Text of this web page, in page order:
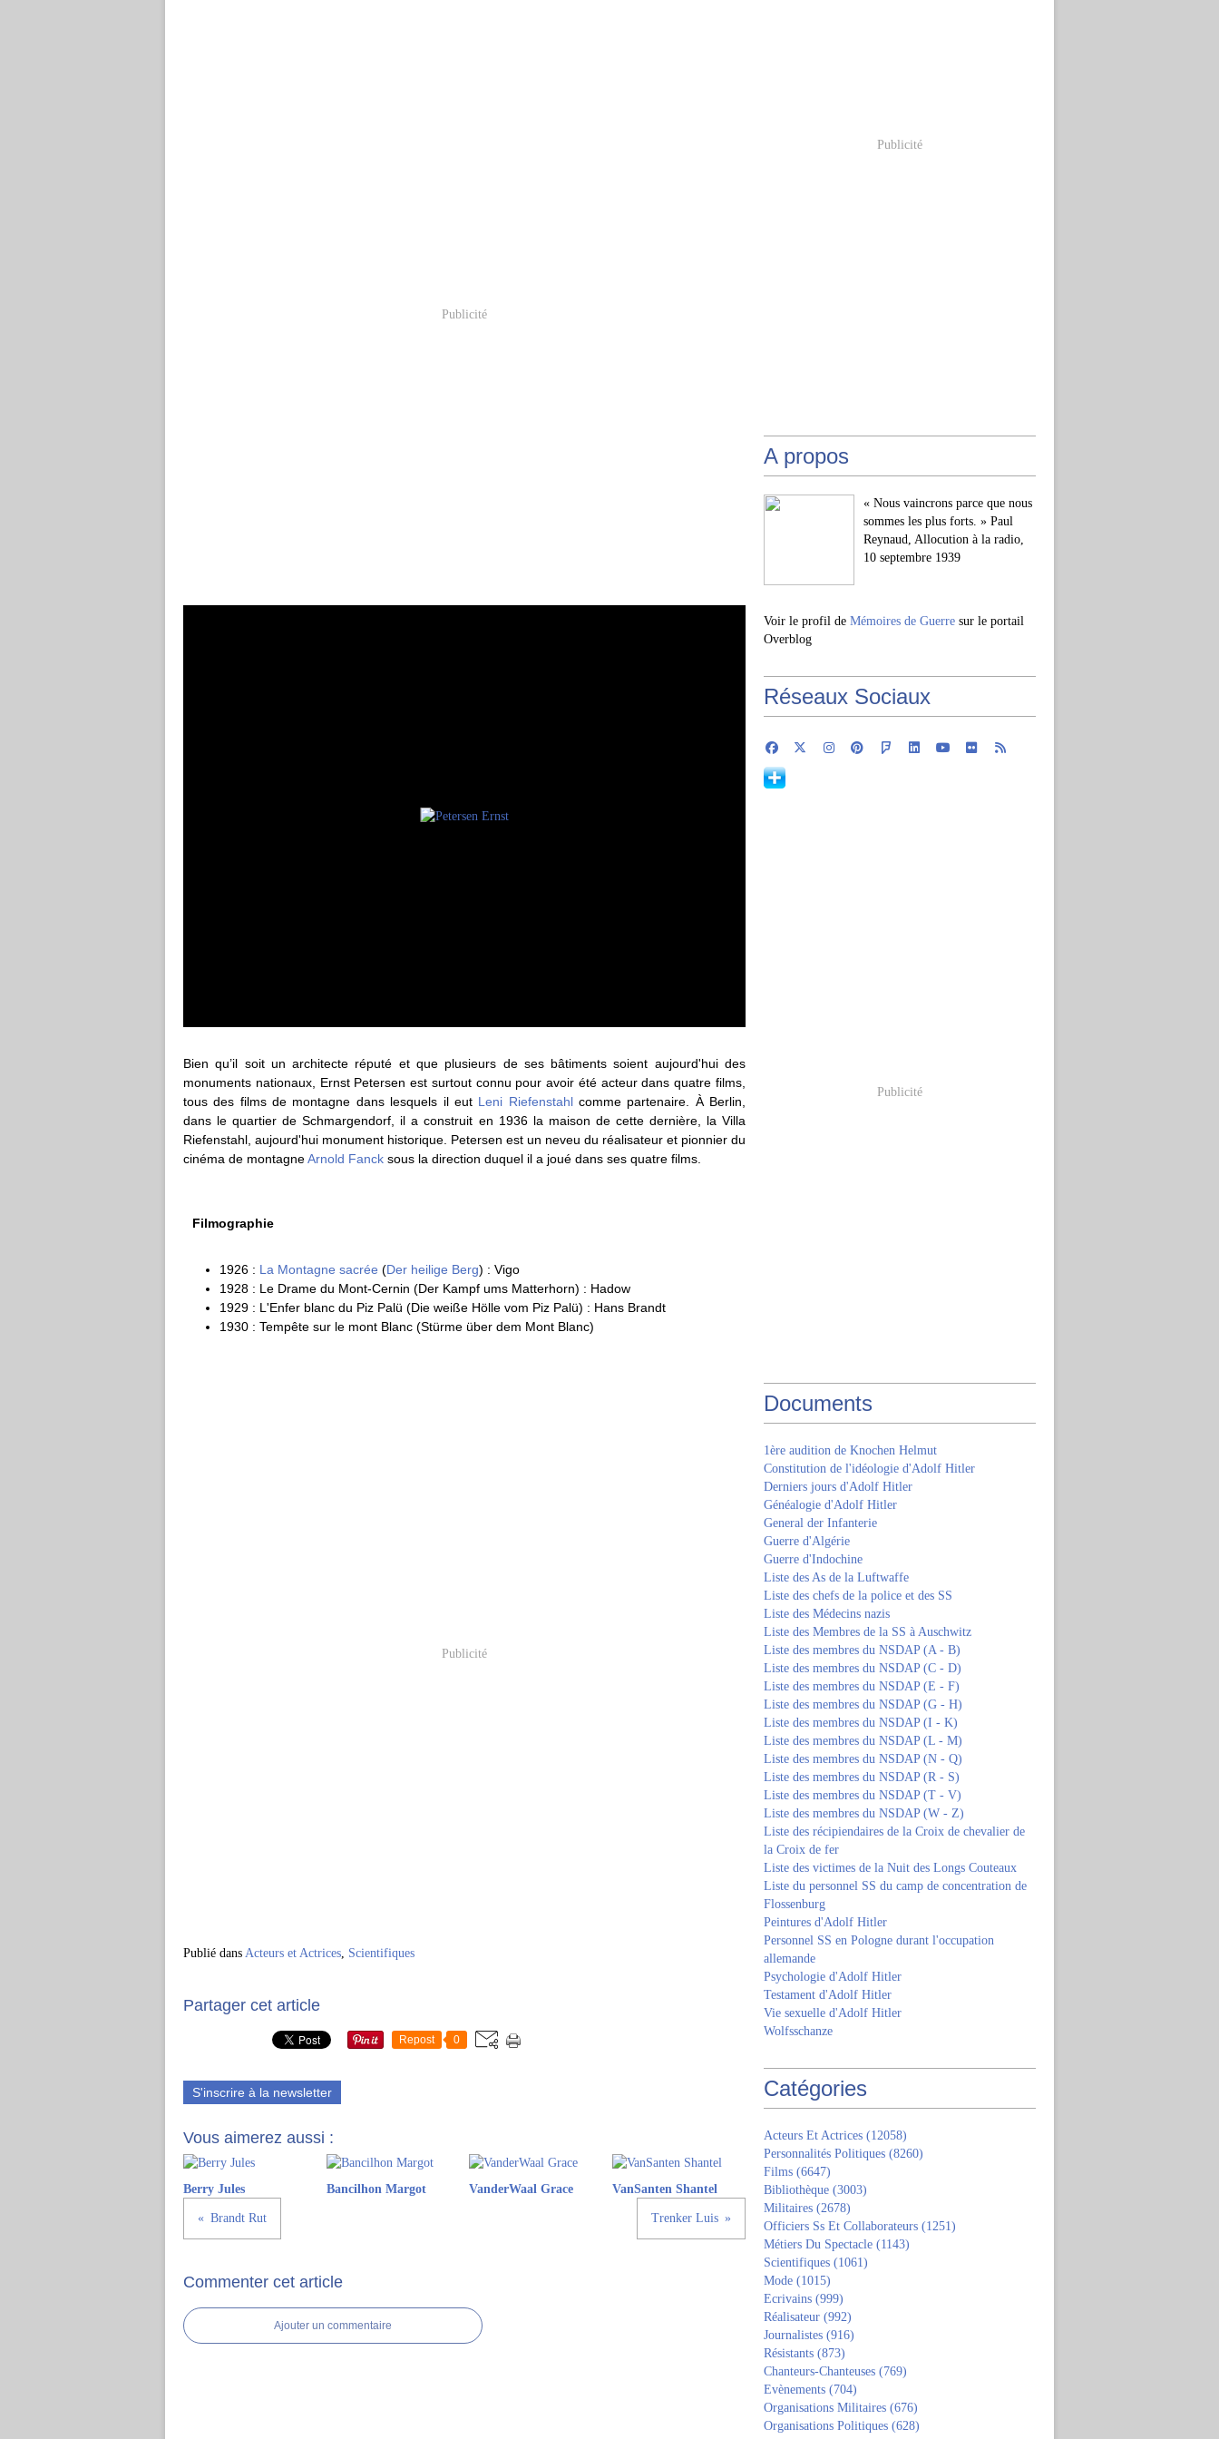
Publicité
Bien qu’il soit un architecte réputé et que plusieurs de ses bâtiments soient aujourd'hui des
monuments nationaux, Ernst Petersen est surtout connu pour avoir été acteur dans quatre films,
tous des films de montagne dans lesquels il eut Leni Riefenstahlcomme partenaire. À Berlin,
dans le quartier de Schmargendorf, il a construit en 1936 la maison de cette dernière, la Villa
Riefenstahl, aujourd'hui monument historique. Petersen est un neveu du réalisateur et pionnier du
cinéma de montagneArnold Fanck sous la direction duquel il a joué dans ses quatre films.
Filmographie
1926 : La Montagne sacrée (Der heilige Berg) : Vigo
1928 : Le Drame du Mont-Cernin (Der Kampf ums Matterhorn) : Hadow
1929 : L'Enfer blanc du Piz Palü (Die weiße Hölle vom Piz Palü) : Hans Brandt
1930 : Tempête sur le mont Blanc (Stürme über dem Mont Blanc)
Publicité
Publié dans Acteurs et Actrices, Scientifiques
Partager cet article
Repost 0
S'inscrire à la newsletter
Vous aimerez aussi :
Berry Jules Bancilhon Margot VanderWaal Grace VanSanten Shantel
Brandt Rut Trenker Luis
Commenter cet article
Ajouter un commentaire
Publicité
A propos
« Nous vaincrons parce que nous
sommes les plus forts. » Paul
Reynaud, Allocution à la radio,
10 septembre 1939
Voir le profil de Mémoires de Guerre sur le portail
Overblog
Réseaux Sociaux
Publicité
Documents
1ère audition de Knochen Helmut
Constitution de l'idéologie d'Adolf Hitler
Derniers jours d'Adolf Hitler
Généalogie d'Adolf Hitler
General der Infanterie
Guerre d'Algérie
Guerre d'Indochine
Liste des As de la Luftwaffe
Liste des chefs de la police et des SS
Liste des Médecins nazis
Liste des Membres de la SS à Auschwitz
Liste des membres du NSDAP (A - B)
Liste des membres du NSDAP (C - D)
Liste des membres du NSDAP (E - F)
Liste des membres du NSDAP (G - H)
Liste des membres du NSDAP (I - K)
Liste des membres du NSDAP (L - M)
Liste des membres du NSDAP (N - Q)
Liste des membres du NSDAP (R - S)
Liste des membres du NSDAP (T - V)
Liste des membres du NSDAP (W - Z)
Liste des récipiendaires de la Croix de chevalier de
la Croix de fer
Liste des victimes de la Nuit des Longs Couteaux
Liste du personnel SS du camp de concentration de
Flossenburg
Peintures d'Adolf Hitler
Personnel SS en Pologne durant l'occupation
allemande
Psychologie d'Adolf Hitler
Testament d'Adolf Hitler
Vie sexuelle d'Adolf Hitler
Wolfsschanze
Catégories
Acteurs Et Actrices (12058)
Personnalités Politiques (8260)
Films (6647)
Bibliothèque (3003)
Militaires (2678)
Officiers Ss Et Collaborateurs (1251)
Métiers Du Spectacle (1143)
Scientifiques (1061)
Mode (1015)
Ecrivains (999)
Réalisateur (992)
Journalistes (916)
Résistants (873)
Chanteurs-Chanteuses (769)
Evènements (704)
Organisations Militaires (676)
Organisations Politiques (628)